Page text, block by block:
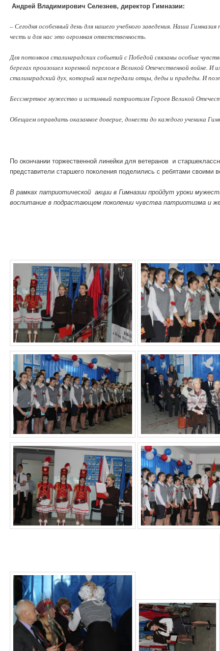
Андрей Владимирович Селезнев, директор Гимназии:
– Сегодня особенный день для нашего учебного заведения. Наша
честь и для нас это огромная ответственность.
Для потомков сталинградских событий с Победой связаны особые
берегах произошел коренной перелом в Великой Отечественной войне.
сталинградский дух, который нам передали отцы, деды и прадеды. И
Бессмертное мужество и истинный патриотизм Героев Великой
Обещаем оправдать оказанное доверие, донести до каждого ученика
По окончании торжественной линейки для ветеранов и
представители старшего поколения поделились с ребятами
В рамках патриотической акции в Гимназии пройдут уроки
воспитание в подрастающем поколении чувства патриотизма и